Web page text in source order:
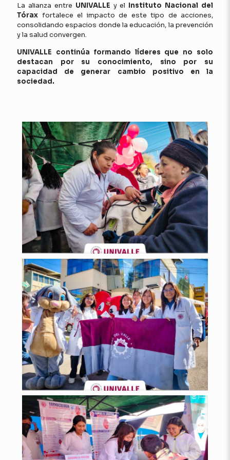
La alianza entre UNIVALLE y el Instituto Nacional del
Tórax fortalece el impacto de este tipo de acciones,
consolidando espacios donde la educación, la prevención
y la salud convergen.
UNIVALLE continúa formando líderes que no solo
destacan por su conocimiento, sino por su
capacidad de generar cambio positivo en la
sociedad.